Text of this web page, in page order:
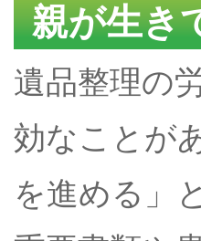
親が生き
遺品整理の
効なことが
を進める」